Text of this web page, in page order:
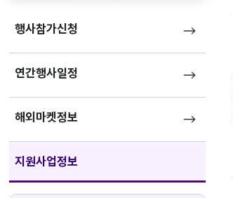
행사참가신청
연간행사일정
해외마켓정보
지원사업정보